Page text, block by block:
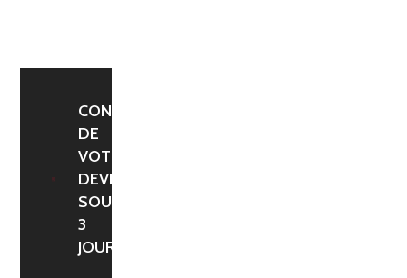
ARRIÈRE
CONFIRMATION
DE
VOTRE
DEVIS
SOUS
3
JOURS